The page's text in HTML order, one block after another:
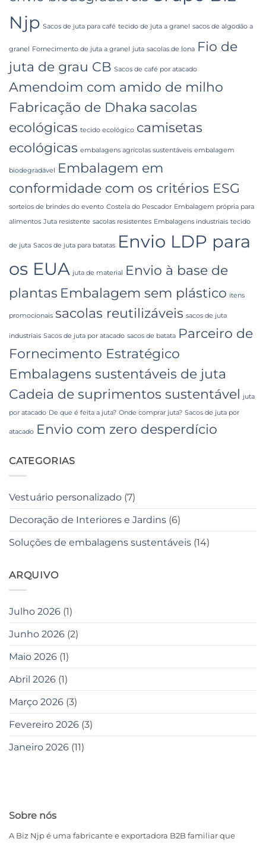
Njp Sacos de juta para café tecido de juta a granel sacos de algodão a
granel Fornecimento de juta a granel juta sacolas de lona Fio de
juta de grau CB Sacos de café por atacado
Amendoim com amido de milho
Fabricação de Dhaka sacolas
ecológicas tecido ecológico camisetas
ecológicas embalagens agrícolas sustentáveis embalagem
biodegradável
Embalagem em
conformidade com os critérios ESG
sorteios de brindes do evento Costela do Pescador Embalagem própria para
alimentos Juta resistente sacolas resistentes Embalagens industriais tecido
de juta Sacos de juta para batatas Envio LDP para
os EUA juta de material
Envio à base de
plantas Embalagem sem plástico itens
promocionais sacolas reutilizáveis sacos de juta
industriais Sacos de juta por atacado sacos de batata Parceiro de
Fornecimento Estratégico
Embalagens sustentáveis ​​de juta
Cadeia de suprimentos sustentável juta
por atacado De que é feita a juta? Onde comprar juta? Sacos de juta por
atacado Envio com zero desperdício
CATEGORIAS
Vestuário personalizado (7)
Decoração de Interiores e Jardins (6)
Soluções de embalagens sustentáveis (14)
ARQUIVO
Julho 2026 (1)
Junho 2026 (2)
Maio 2026 (1)
Abril 2026 (1)
Março 2026 (3)
Fevereiro 2026 (3)
Janeiro 2026 (11)
Sobre nós
A Biz Njp é uma fabricante e exportadora B2B familiar que